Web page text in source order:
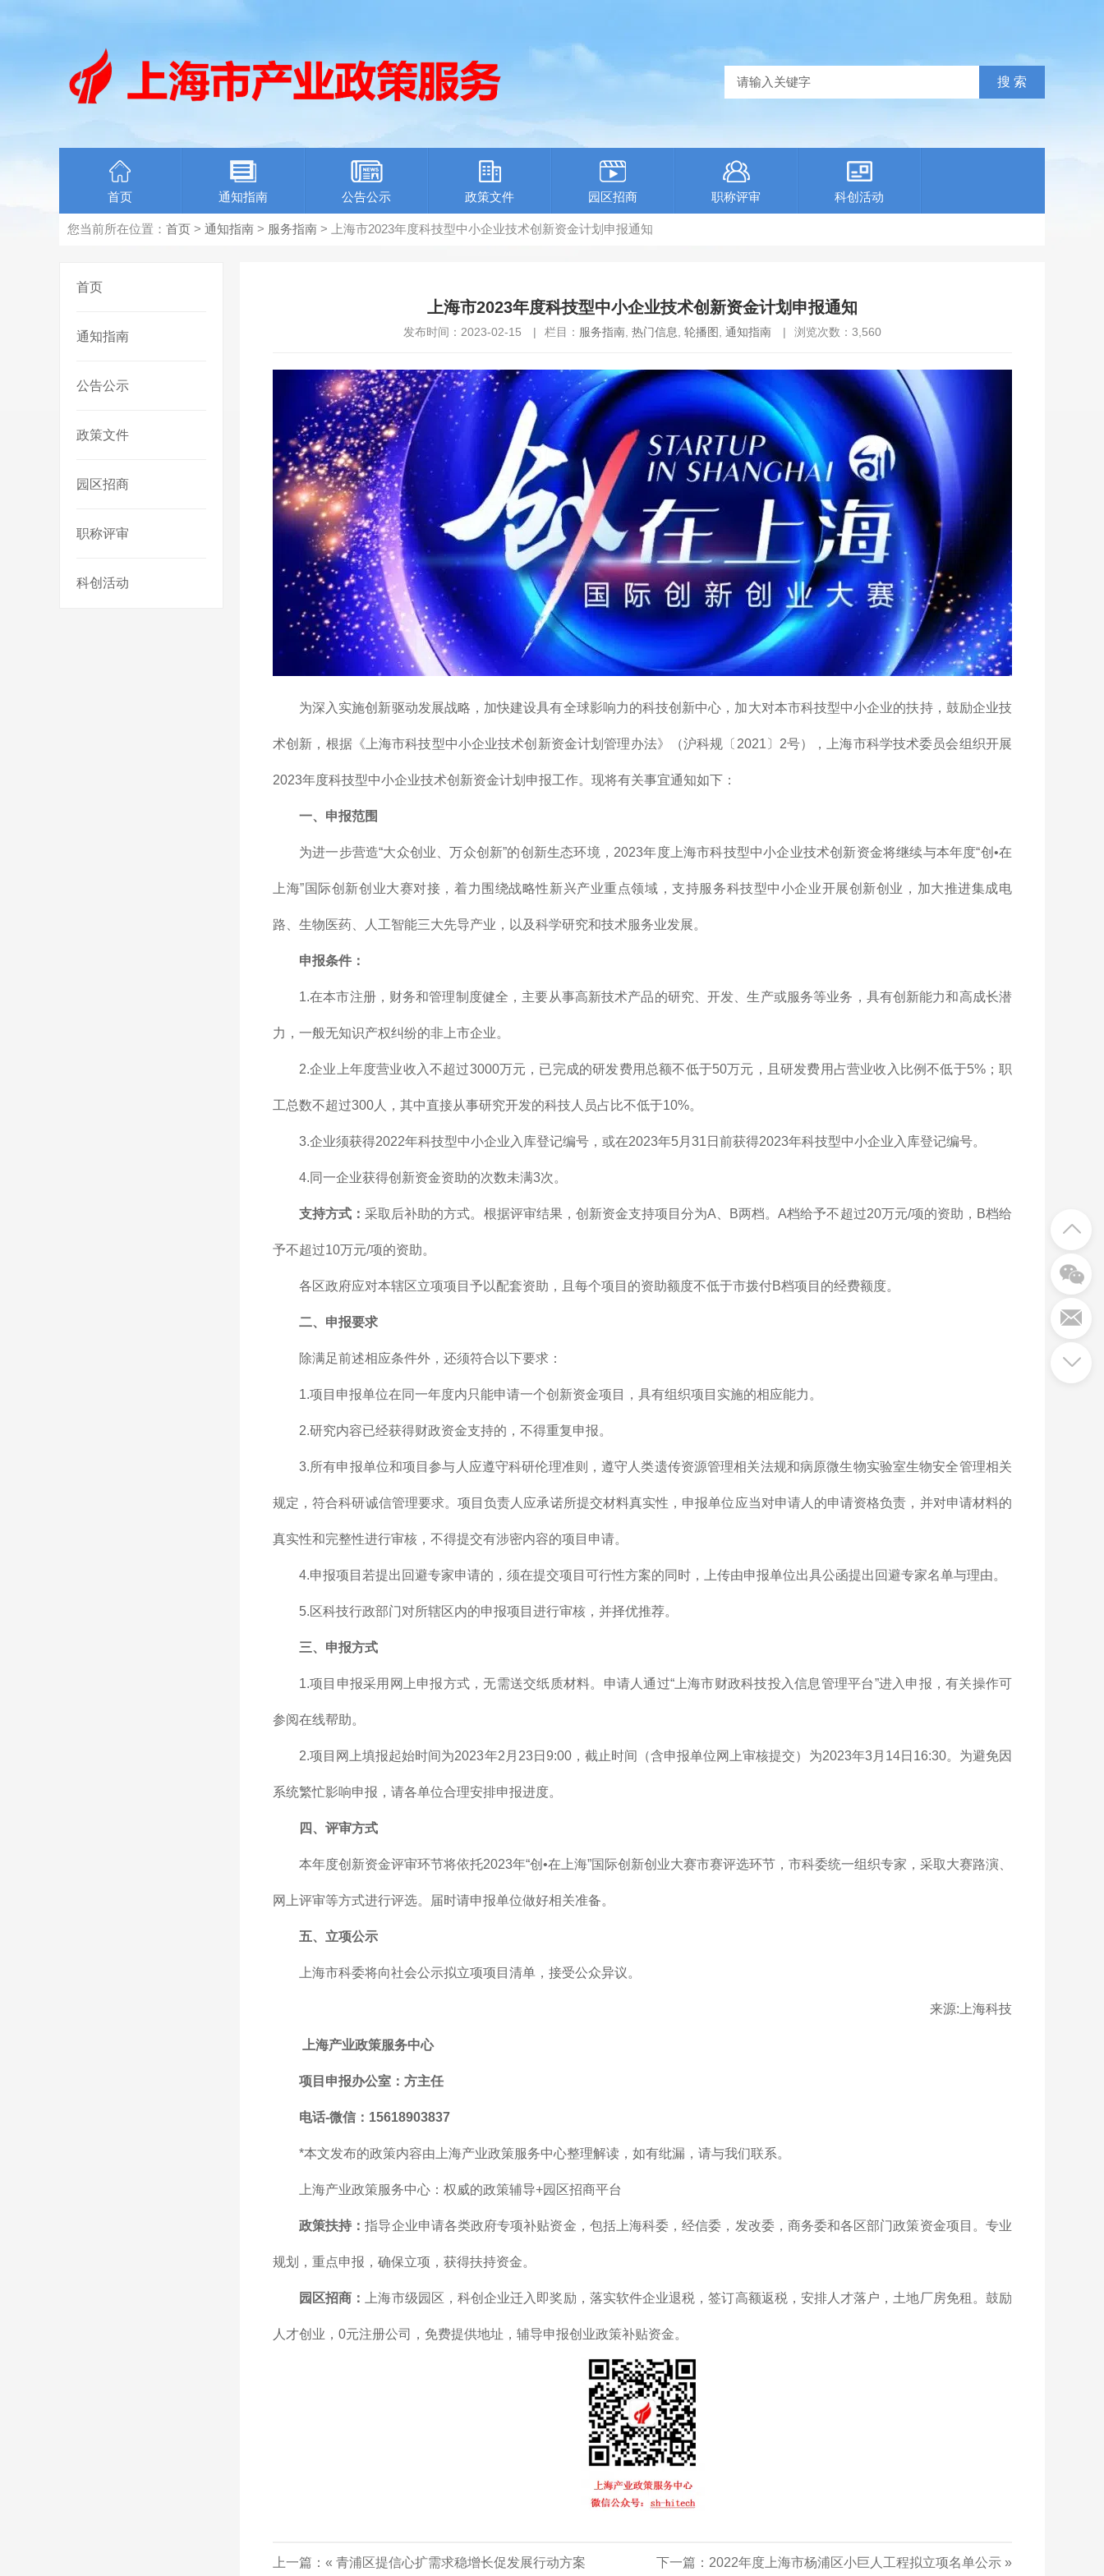
首页 通知指南 公告公示 政策文件 园区招商 职称评审 科创活动
您当前所在位置： 首页 > 通知指南 > 服务指南 > 上海市2023年度科技型中小企业技术创新资金计划申报通知
首页
通知指南
公告公示
政策文件
园区招商
职称评审
科创活动
上海市2023年度科技型中小企业技术创新资金计划申报通知
发布时间：2023-02-15 | 栏目： 服务指南 热门信息 轮播图 通知指南 | 浏览次数： 3,560
为深入实施创新驱动发展战略，加快建设具有全球影响力的科技创新中心，加大对本市科技型中小企业的扶持，鼓励企业技
术创新，根据《上海市科技型中小企业技术创新资金计划管理办法》（沪科规〔2021〕2号），上海市科学技术委员会组织开展
2023年度科技型中小企业技术创新资金计划申报工作。现将有关事宜通知如下：
一、申报范围
为进一步营造“大众创业、万众创新”的创新生态环境，2023年度上海市科技型中小企业技术创新资金将继续与本年度“创•在
上海”国际创新创业大赛对接，着力围绕战略性新兴产业重点领域，支持服务科技型中小企业开展创新创业，加大推进集成电
路、生物医药、人工智能三大先导产业，以及科学研究和技术服务业发展。
申报条件：
1.在本市注册，财务和管理制度健全，主要从事高新技术产品的研究、开发、生产或服务等业务，具有创新能力和高成长潜
力，一般无知识产权纠纷的非上市企业。
2.企业上年度营业收入不超过3000万元，已完成的研发费用总额不低于50万元，且研发费用占营业收入比例不低于5%；职
工总数不超过300人，其中直接从事研究开发的科技人员占比不低于10%。
3.企业须获得2022年科技型中小企业入库登记编号，或在2023年5月31日前获得2023年科技型中小企业入库登记编号。
4.同一企业获得创新资金资助的次数未满3次。
支持方式：采取后补助的方式。根据评审结果，创新资金支持项目分为A、B两档。A档给予不超过20万元/项的资助，B档给
予不超过10万元/项的资助。
各区政府应对本辖区立项项目予以配套资助，且每个项目的资助额度不低于市拨付B档项目的经费额度。
二、申报要求
除满足前述相应条件外，还须符合以下要求：
1.项目申报单位在同一年度内只能申请一个创新资金项目，具有组织项目实施的相应能力。
2.研究内容已经获得财政资金支持的，不得重复申报。
3.所有申报单位和项目参与人应遵守科研伦理准则，遵守人类遗传资源管理相关法规和病原微生物实验室生物安全管理相关
规定，符合科研诚信管理要求。项目负责人应承诺所提交材料真实性，申报单位应当对申请人的申请资格负责，并对申请材料的
真实性和完整性进行审核，不得提交有涉密内容的项目申请。
4.申报项目若提出回避专家申请的，须在提交项目可行性方案的同时，上传由申报单位出具公函提出回避专家名单与理由。
5.区科技行政部门对所辖区内的申报项目进行审核，并择优推荐。
三、申报方式
1.项目申报采用网上申报方式，无需送交纸质材料。申请人通过“上海市财政科技投入信息管理平台”进入申报，有关操作可
参阅在线帮助。
2.项目网上填报起始时间为2023年2月23日9:00，截止时间（含申报单位网上审核提交）为2023年3月14日16:30。为避免因
系统繁忙影响申报，请各单位合理安排申报进度。
四、评审方式
本年度创新资金评审环节将依托2023年“创•在上海”国际创新创业大赛市赛评选环节，市科委统一组织专家，采取大赛路演、
网上评审等方式进行评选。届时请申报单位做好相关准备。
五、立项公示
上海市科委将向社会公示拟立项项目清单，接受公众异议。
来源:上海科技
上海产业政策服务中心
项目申报办公室：方主任
电话-微信：15618903837
*本文发布的政策内容由上海产业政策服务中心整理解读，如有纰漏，请与我们联系。
上海产业政策服务中心：权威的政策辅导+园区招商平台
政策扶持：指导企业申请各类政府专项补贴资金，包括上海科委，经信委，发改委，商务委和各区部门政策资金项目。专业
规划，重点申报，确保立项，获得扶持资金。
园区招商： 上海市级园区，科创企业迁入即奖励，落实软件企业退税，签订高额返税，安排人才落户，土地厂房免租。鼓励
人才创业，0元注册公司，免费提供地址，辅导申报创业政策补贴资金。
上一篇：« 青浦区提信心扩需求稳增长促发展行动方案 下一篇： 2022年度上海市杨浦区小巨人工程拟立项名单公示 »